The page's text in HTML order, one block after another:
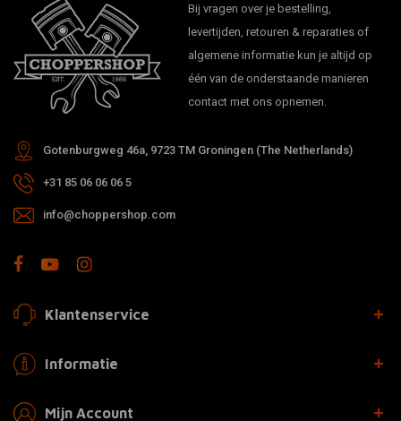
Bij vragen over je bestelling,
levertijden, retouren & reparaties of
algemene informatie kun je altijd op
één van de onderstaande manieren
contact met ons opnemen.
Gotenburgweg 46a, 9723 TM Groningen (The Netherlands)
+31 85 06 06 06 5
info@choppershop.com
Klantenservice
Informatie
Mijn Account